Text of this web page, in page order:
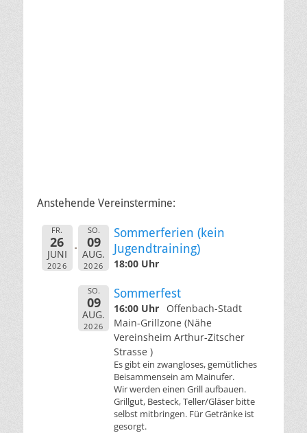
Anstehende Vereinstermine:
FR.
26
JUNI
2026
SO.
09
AUG.
2026
Sommerferien (kein
Jugendtraining)
18:00 Uhr
SO.
09
AUG.
2026
Sommerfest
16:00 Uhr
Offenbach-Stadt
Main-Grillzone (Nähe
Vereinsheim Arthur-Zitscher
Strasse )
Es gibt ein zwangloses, gemütliches
Beisammensein am Mainufer.
Wir werden einen Grill aufbauen.
Grillgut, Besteck, Teller/Gläser bitte
selbst mitbringen. Für Getränke ist
gesorgt.